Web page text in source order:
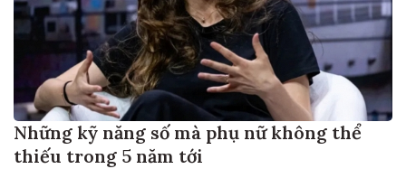
Những kỹ năng số mà phụ nữ không thể
thiếu trong 5 năm tới